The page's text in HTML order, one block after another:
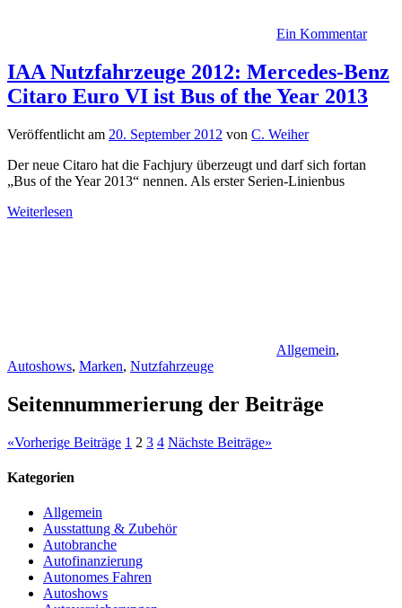
Ein Kommentar
IAA Nutzfahrzeuge 2012: Mercedes-Benz
Citaro Euro VI ist Bus of the Year 2013
Veröffentlicht am 20. September 2012 von C. Weiher
Der neue Citaro hat die Fachjury überzeugt und darf sich fortan
„Bus of the Year 2013“ nennen. Als erster Serien-Linien­bus
Weiterlesen
Allgemein,
Autoshows, Marken, Nutzfahrzeuge
Seitennummerierung der Beiträge
«Vorherige Beiträge 1 2 3 4 Nächste Beiträge»
Kategorien
Allgemein
Ausstattung & Zubehör
Autobranche
Autofinanzierung
Autonomes Fahren
Autoshows